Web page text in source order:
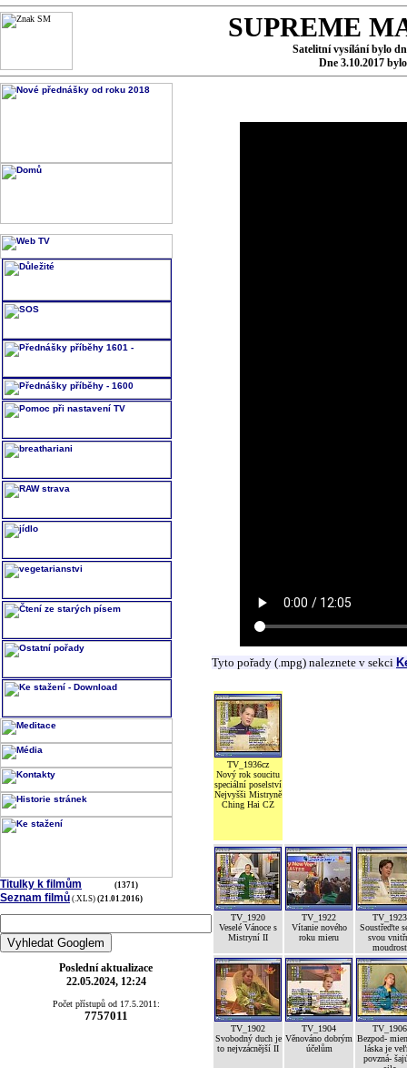
SUPREME
Satelitní vysílání bylo
Dne 3.10.2017
Titulky k filmům (1371)
Seznam filmů (.XLS) (21.01.2016)
Poslední aktualizace
22.05.2024, 12:24
Počet přístupů od 17.5.2011:
7757011
Tyto pořady (.mpg) naleznete v sekci
TV_1936cz
Nový rok soucitu
speciální poselství
Nejvyšši Mistryně
Ching Hai CZ
TV_1920
Veselé Vánoce s
Mistryní II
TV_1922
Vítanie nového
roku mieru
TV_1923
Soustřeďte
svou
moudrost
TV_1902
Svobodný duch je
to nejvzácnější II
TV_1904
Věnováno dobrým
účelům
TV_1906
Bezpod-
láska je
povzná-